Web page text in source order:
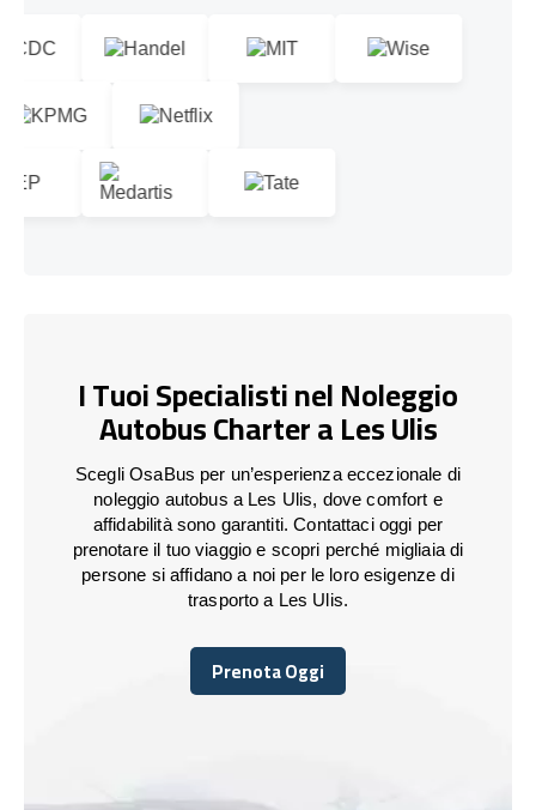
I Tuoi Specialisti nel Noleggio
Autobus Charter a Les Ulis
Scegli OsaBus per un’esperienza eccezionale di
noleggio autobus a Les Ulis, dove comfort e
affidabilità sono garantiti. Contattaci oggi per
prenotare il tuo viaggio e scopri perché migliaia di
persone si affidano a noi per le loro esigenze di
trasporto a Les Ulis.
Prenota Oggi
Prenota Oggi